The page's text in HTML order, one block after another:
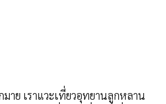
าย เราแวะเที่ยวอุทยานลูกหลาน